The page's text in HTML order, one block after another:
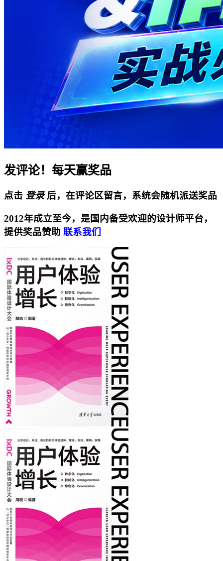
发评论！每天赢奖品
点击 登录后，在评论区留言，系统会随机派送奖品
2012年成立至今，是国内备受欢迎的设计师平台，
提供奖品赞助 联系我们